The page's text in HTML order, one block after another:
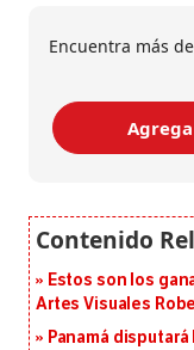
Encuentra más
Estos son los
Artes Visuales
Panamá